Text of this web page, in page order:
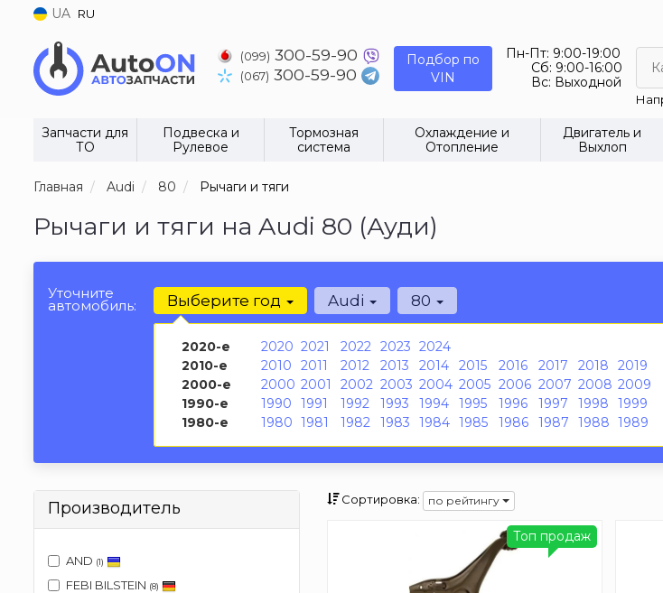
UA RU
(099) 300-59-90
(067) 300-59-90
Подбор по
VIN
Пн-Пт: 9:00-19:00
Сб: 9:00-16:00
Вс: Выходной
Запчасти для
ТО
Подвеска и
Рулевое
Тормозная
система
Охлаждение и
Отопление
Двигатель и
Выхлоп
Главная Audi 80 Рычаги и тяги
Рычаги и тяги на Audi 80 (Ауди)
Уточните
автомобиль: Выберите год
2020-е 2020 2021 2022 2023 2024
2010-е
2010 2011 2012 2013 2014 2015 2016 2017 2018
2019
2000-е
2000 2001 2002 2003 2004 2005 2006 2007 2008 2009
1990-е
1990 1991 1992 1993 1994 1995 1996 1997 1998
1999
1980-е
1980 1981 1982 1983 1984 1985 1986 1987 1988 1989
Audi 80
Производитель
AND (1)
FEBI BILSTEIN (8)
Сортировка: по рейтингу
Топ продаж